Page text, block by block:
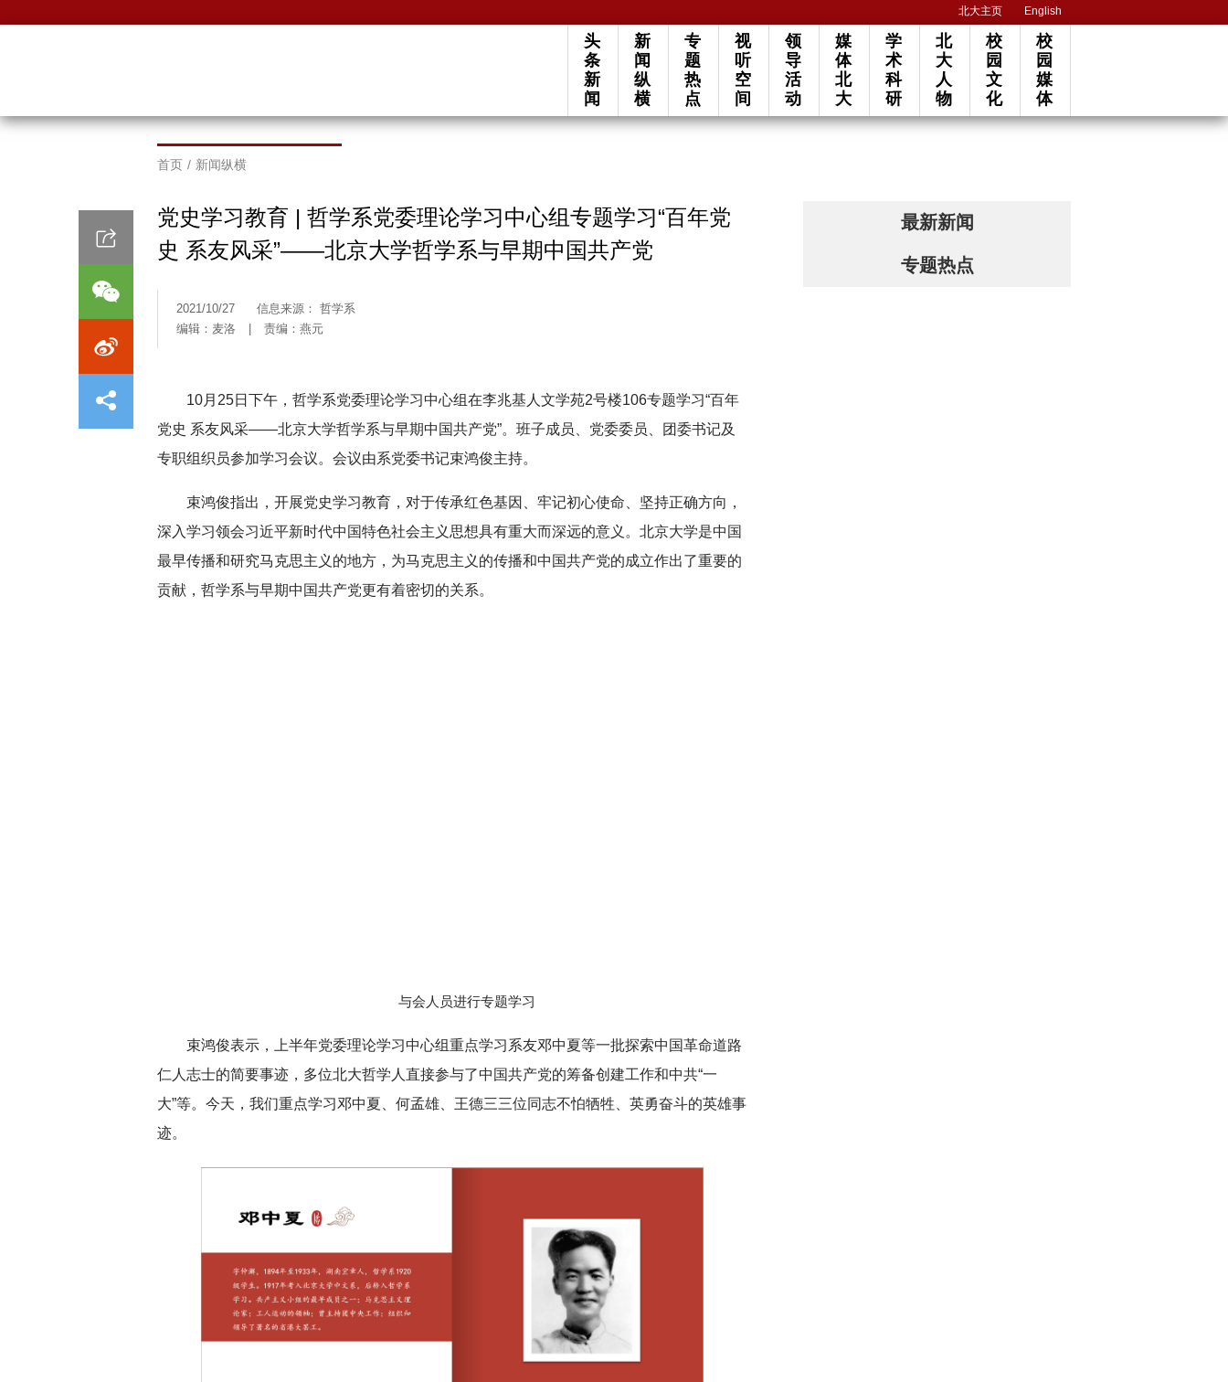
北大主页 English
头
条
新
闻
新
闻
纵
横
专
题
热
点
视
听
空
间
领
导
活
动
媒
体
北
大
学
术
科
研
北
大
人
物
校
园
文
化
校
园
媒
体
首页 / 新闻纵横
党史学习教育 | 哲学系党委理论学习中心组专题学习“百年党
史 系友风采”——北京大学哲学系与早期中国共产党
2021/10/27
信息来源： 哲学系
编辑：麦洛
责编：燕元
10月25日下午，哲学系党委理论学习中心组在李兆基人文学苑2号楼106专题学习“百年
党史 系友风采——北京大学哲学系与早期中国共产党”。班子成员、党委委员、团委书记及
专职组织员参加学习会议。会议由系党委书记束鸿俊主持。
束鸿俊指出，开展党史学习教育，对于传承红色基因、牢记初心使命、坚持正确方向，
深入学习领会习近平新时代中国特色社会主义思想具有重大而深远的意义。北京大学是中国
最早传播和研究马克思主义的地方，为马克思主义的传播和中国共产党的成立作出了重要的
贡献，哲学系与早期中国共产党更有着密切的关系。
与会人员进行专题学习
束鸿俊表示，上半年党委理论学习中心组重点学习系友邓中夏等一批探索中国革命道路
仁人志士的简要事迹，多位北大哲学人直接参与了中国共产党的筹备创建工作和中共“一
大”等。今天，我们重点学习邓中夏、何孟雄、王德三三位同志不怕牺牲、英勇奋斗的英雄事
迹。
最新新闻
专题热点